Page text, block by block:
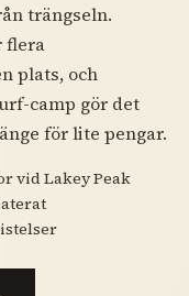
trängseln.
flera
plats, och
camp gör det
för lite pengar.
vid Lakey Peak